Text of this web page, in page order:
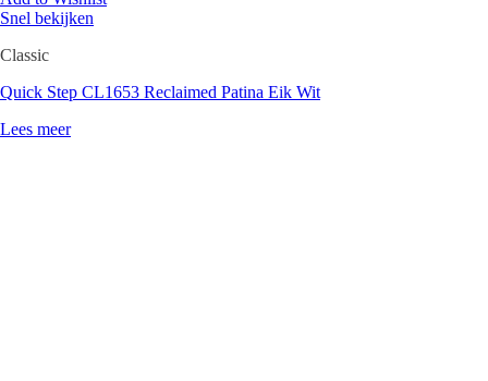
Snel bekijken
Classic
Quick Step CL1653 Reclaimed Patina Eik Wit
Lees meer